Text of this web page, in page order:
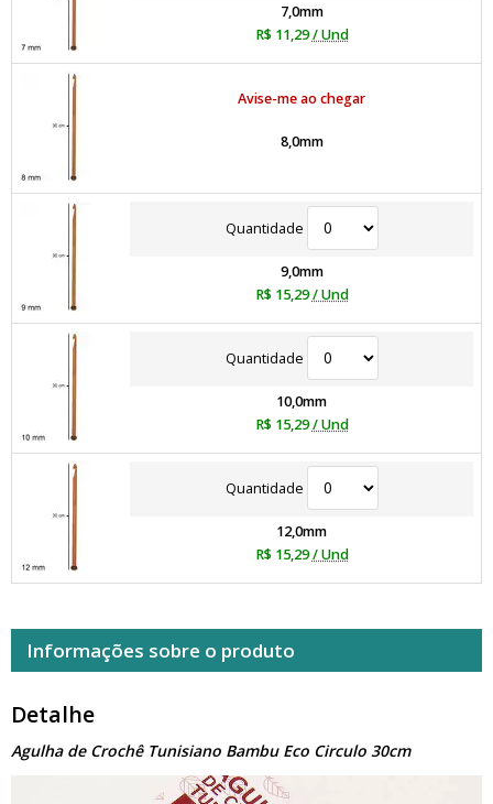
7,0mm
R$ 11,29 / Und
Avise-me ao chegar
8,0mm
Quantidade
9,0mm
R$ 15,29 / Und
Quantidade
10,0mm
R$ 15,29 / Und
Quantidade
12,0mm
R$ 15,29 / Und
Informações sobre o produto
Detalhe
Agulha de Crochê Tunisiano Bambu Eco Circulo 30cm